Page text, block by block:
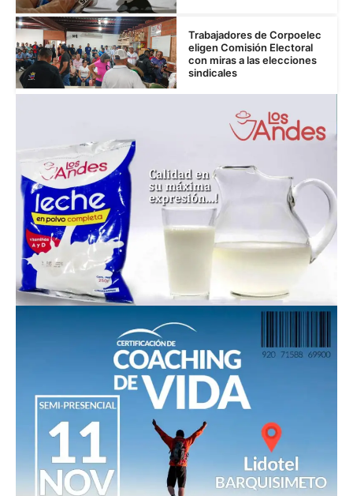
Trabajadores de Corpoelec
eligen Comisión Electoral
con miras a las elecciones
sindicales